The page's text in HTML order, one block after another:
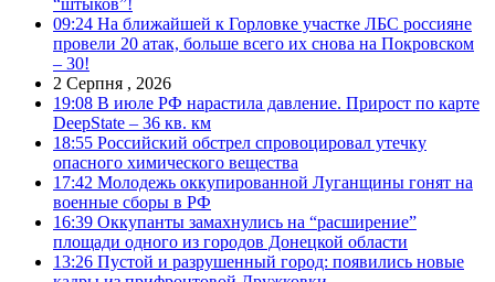
09:24 На ближайшей к Горловке участке ЛБС россияне
провели 20 атак, больше всего их снова на Покровском
– 30!
2 Серпня , 2026
19:08 В июле РФ нарастила давление. Прирост по карте
DeepState – 36 кв. км
18:55 Российский обстрел спровоцировал утечку
опасного химического вещества
17:42 Молодежь оккупированной Луганщины гонят на
военные сборы в РФ
16:39 Оккупанты замахнулись на “расширение”
площади одного из городов Донецкой области
13:26 Пустой и разрушенный город: появились новые